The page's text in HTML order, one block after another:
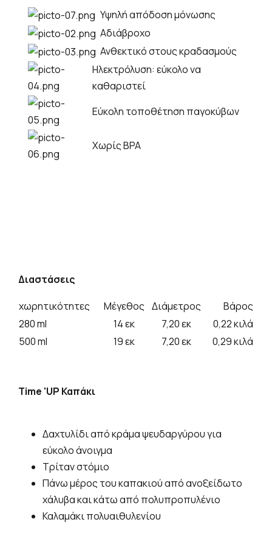
Υψηλή απόδοση μόνωσης
Αδιάβροχο
Ανθεκτικό στους κραδασμούς
Ηλεκτρόλυση: εύκολο να
καθαριστεί
Εύκολη τοποθέτηση παγοκύβων
Χωρίς BPA
Διαστάσεις
χωρητικότητες
Μέγεθος Διάμετρος
Βάρος
280 ml
14 εκ 7,20 εκ
0,22 κιλά
500 ml
19 εκ 7,20 εκ 0,29 κιλά
Time 'UP Καπάκι
Δαχτυλίδι από κράμα ψευδαργύρου για
εύκολο άνοιγμα
Τρίταν στόμιο
Πάνω μέρος του καπακιού από ανοξείδωτο
χάλυβα και κάτω από πολυπροπυλένιο
Καλαμάκι πολυαιθυλενίου